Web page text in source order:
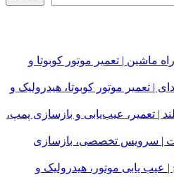
ماشین | تعمیر موتور کوبوتا و
| تعمیر موتور کوبوتا، هیدرولیک و
| تعمیر، عیب‌یابی و بازسازی پمپ،
| سرویس تخصصی، بازسازی
| عیب یابی موتور، هیدرولیک و